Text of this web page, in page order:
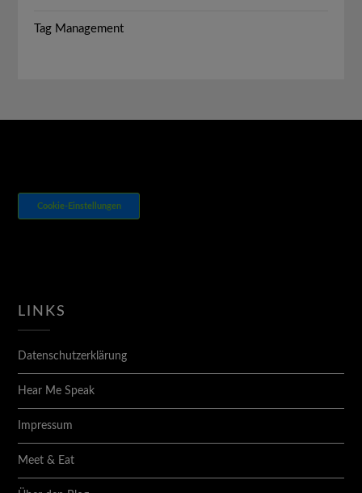
Tag Management
Cookie-Einstellungen
LINKS
Datenschutzerklärung
Hear Me Speak
Impressum
Meet & Eat